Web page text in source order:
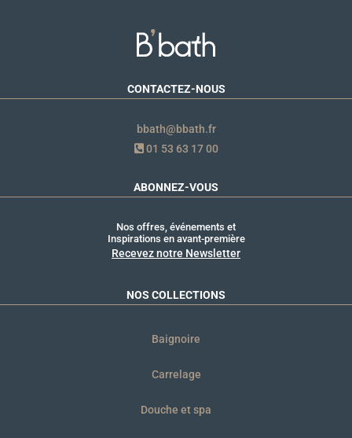
CONTACTEZ-NOUS
bbath@bbath.fr
01 53 63 17 00
ABONNEZ-VOUS
Nos offres, événements et
Inspirations en avant-première
Recevez notre Newsletter
NOS COLLECTIONS
Baignoire
Carrelage
Douche et spa